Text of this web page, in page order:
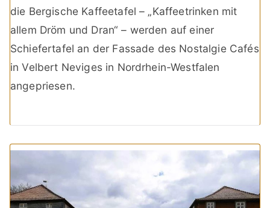
die Bergische Kaffeetafel – „Kaffeetrinken mit
allem Dröm und Dran“ – werden auf einer
Schiefertafel an der Fassade des Nostalgie Cafés
in Velbert Neviges in Nordrhein-Westfalen
angepriesen.